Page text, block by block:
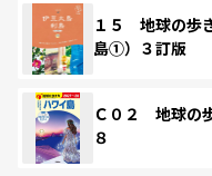
１５ 地球の
島①）３訂版
Ｃ０２ 地球の
８